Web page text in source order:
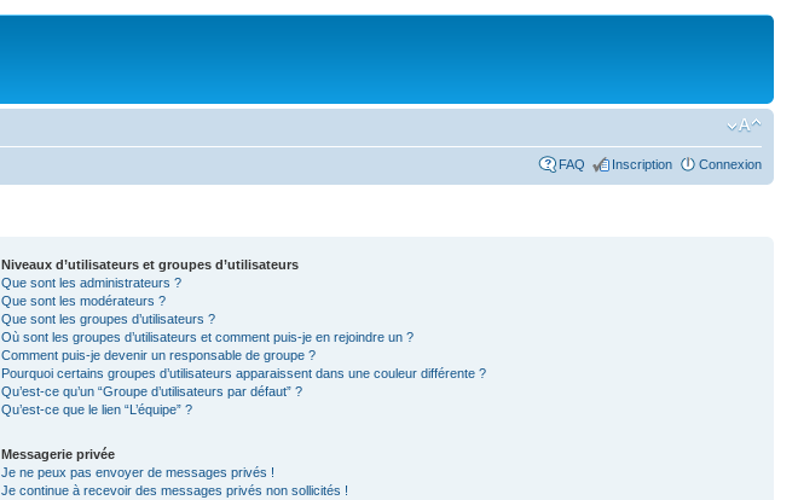
FAQ Inscription Connexion
Niveaux d’utilisateurs et groupes d’utilisateurs
Que sont les administrateurs ?
Que sont les modérateurs ?
Que sont les groupes d’utilisateurs ?
Où sont les groupes d’utilisateurs et comment puis-je en rejoindre un ?
Comment puis-je devenir un responsable de groupe ?
Pourquoi certains groupes d’utilisateurs apparaissent dans une couleur différente ?
Qu’est-ce qu’un “Groupe d’utilisateurs par défaut” ?
Qu’est-ce que le lien “L’équipe” ?
Messagerie privée
Je ne peux pas envoyer de messages privés !
Je continue à recevoir des messages privés non sollicités !